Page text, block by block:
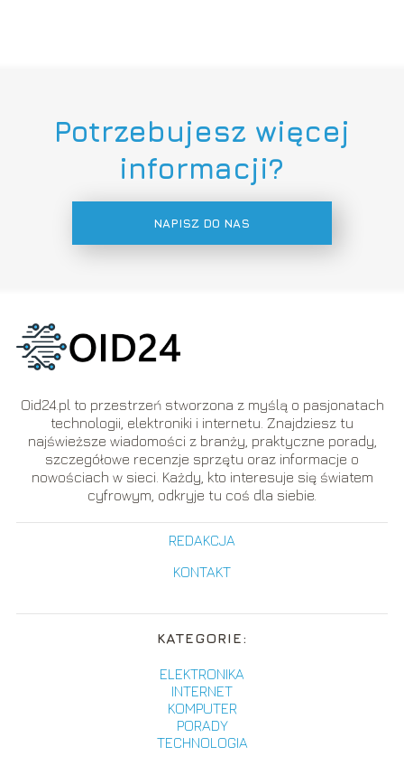
Potrzebujesz więcej
informacji?
NAPISZ DO NAS
Oid24.pl to przestrzeń stworzona z myślą o pasjonatach
technologii, elektroniki i internetu. Znajdziesz tu
najświeższe wiadomości z branży, praktyczne porady,
szczegółowe recenzje sprzętu oraz informacje o
nowościach w sieci. Każdy, kto interesuje się światem
cyfrowym, odkryje tu coś dla siebie.
REDAKCJA
KONTAKT
KATEGORIE:
ELEKTRONIKA
INTERNET
KOMPUTER
PORADY
TECHNOLOGIA